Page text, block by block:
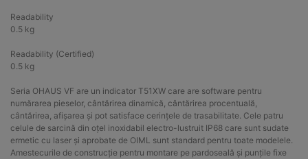
Readability
0.5 kg
Readability (Certified)
0.5 kg
Seria OHAUS VF are un indicator T51XW care are software pentru
numărarea pieselor, cântărirea dinamică, cântărirea procentuală,
cântărirea, afișarea și pot satisface cerințele de trasabilitate. Cele patru
celule de sarcină din oțel inoxidabil electro-lustruit IP68 care sunt sudate
ermetic cu laser și aprobate de OIML sunt standard pentru toate modelele.
Amestecurile de construcție pentru montare pe pardoseală și punțile fixe